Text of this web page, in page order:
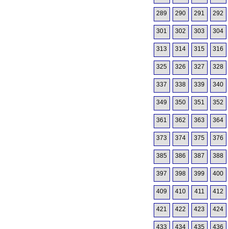
289 290 291 292
301 302 303 304
313 314 315 316
325 326 327 328
337 338 339 340
349 350 351 352
361 362 363 364
373 374 375 376
385 386 387 388
397 398 399 400
409 410 411 412
421 422 423 424
433 434 435 436